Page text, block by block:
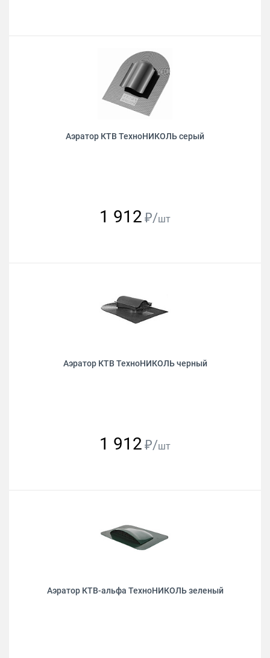
Аэратор КТВ ТехноНИКОЛЬ серый
1 912 ₽/шт
Аэратор КТВ ТехноНИКОЛЬ черный
1 912 ₽/шт
Аэратор КТВ-альфа ТехноНИКОЛЬ зеленый